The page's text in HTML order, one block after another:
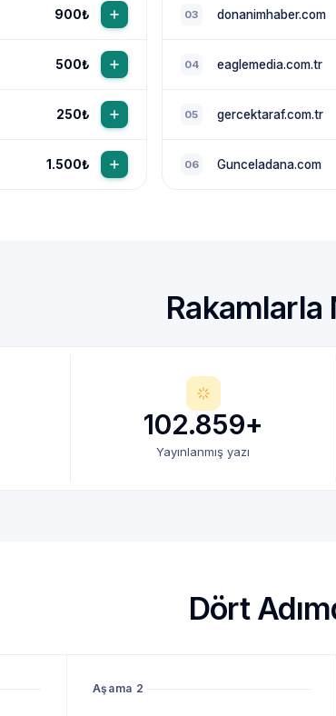
900₺
500₺
250₺
1.500₺
03 donanimhaber.com
04 eaglemedia.com.tr
05 gercektaraf.com.tr
06 Gunceladana.com
Rakamlarla
102.859+
Yayınlanmış yazı
Dört
Aşama 2